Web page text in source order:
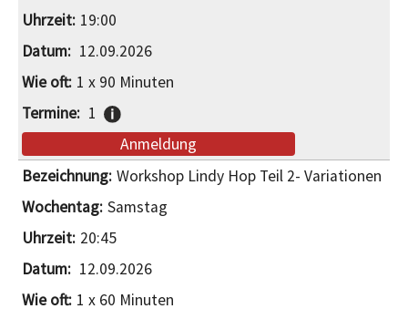
19:00
12.09.2026
1 x 90 Minuten
1
Anmeldung
Workshop Lindy Hop Teil 2- Variationen
Samstag
20:45
12.09.2026
1 x 60 Minuten